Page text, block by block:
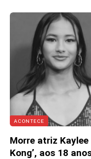
ACONTECE
Morre atriz Kaylee
Kong’, aos 18